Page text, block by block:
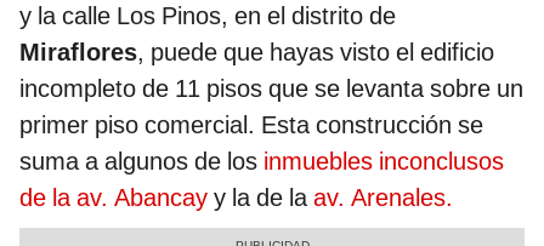
y la calle Los Pinos, en el distrito de
Miraflores, puede que hayas visto el edificio
incompleto de 11 pisos que se levanta sobre un
primer piso comercial. Esta construcción se
suma a algunos de los inmuebles inconclusos
de la av. Abancay y la de laav. Arenales.